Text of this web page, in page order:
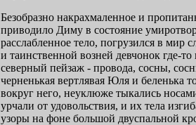
Безобразно накрахмаленное и
приводило Диму в состояние
расслабленное тело, погрузился в мир
и таинственной возней девчонок где-
северный пейзаж - провода, сосны,
черненькая вертлявая Юля и беленька
вокруг него, неуклюже тыкались
урчали от удовольствия, и их тела
узоры на фоне большой двуспальной